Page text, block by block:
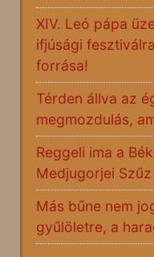
XIV. Leó pápa
ifjúsági
forrása!
Térden állva az
megmozdulás,
Reggeli ima a
Medjugorjei
Más bűne nem
gyűlöletre, a